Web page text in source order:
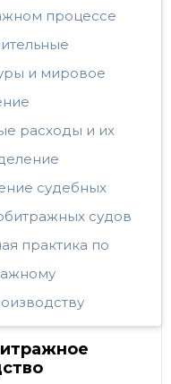
процессе
и мировое
расходы и их
судебных
судов
практика по